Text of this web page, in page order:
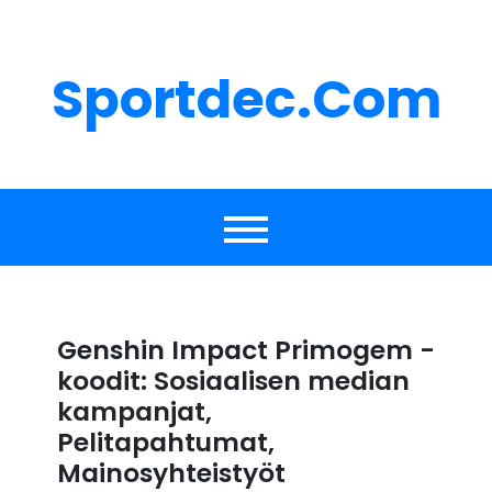
Sportdec.com
Genshin Impact Primogem -
koodit: Sosiaalisen median
kampanjat,
Pelitapahtumat,
Mainosyhteistyöt